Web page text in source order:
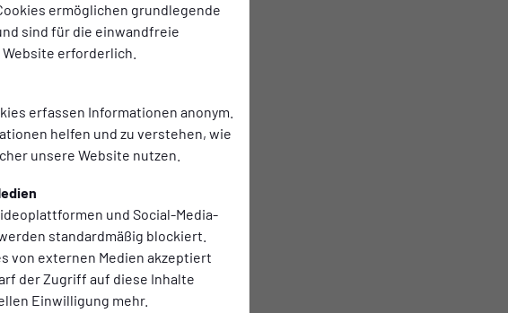
ermöglichen grundlegende
sind für die einwandfreie
erforderlich.
erfassen Informationen anonym.
helfen und zu verstehen, wie
unsere Website nutzen.
und Social-Media-
standardmäßig blockiert.
von externen Medien akzeptiert
der Zugriff auf diese Inhalte
Einwilligung mehr.